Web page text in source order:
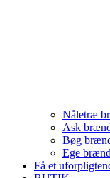
Nåletræ
Ask
Bøg
Ege
Få et